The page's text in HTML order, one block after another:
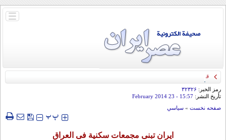
باز
قائد الحرس الثوري: إيران ستدمر أمريكا وإسرائيل والسعودية إذا تجاوزت خطوط طهران
الحمراء
رمز الخبر: ۳۲۳۲۶
تأريخ النشر: 15:57
- 23 February 2014
صفحه نخست » سياسي
‍‍‍ پپ
ایران تبنی مجمعات سکنیة فی العراق